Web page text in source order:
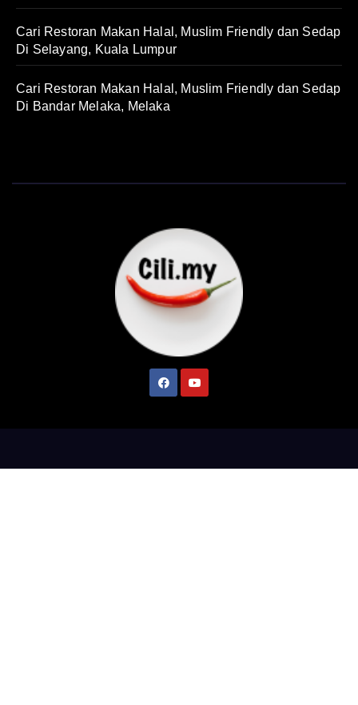
Cari Restoran Makan Halal, Muslim Friendly dan Sedap
Di Selayang, Kuala Lumpur
Cari Restoran Makan Halal, Muslim Friendly dan Sedap
Di Bandar Melaka, Melaka